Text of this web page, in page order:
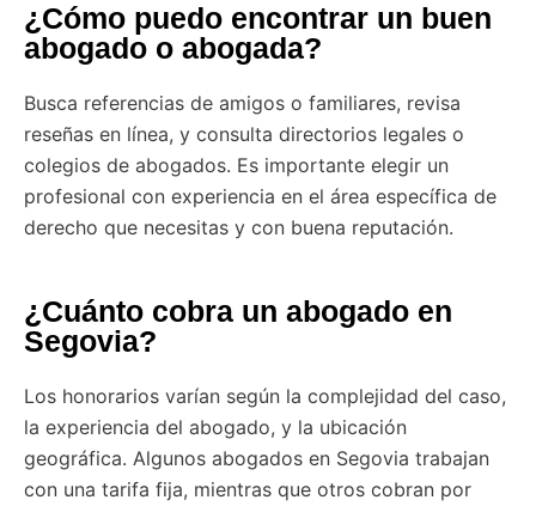
¿Cómo puedo encontrar un buen
abogado o abogada?
Busca referencias de amigos o familiares, revisa
reseñas en línea, y consulta directorios legales o
colegios de abogados. Es importante elegir un
profesional con experiencia en el área específica de
derecho que necesitas y con buena reputación.
¿Cuánto cobra un abogado en
Segovia?
Los honorarios varían según la complejidad del caso,
la experiencia del abogado, y la ubicación
geográfica. Algunos abogados en Segovia trabajan
con una tarifa fija, mientras que otros cobran por